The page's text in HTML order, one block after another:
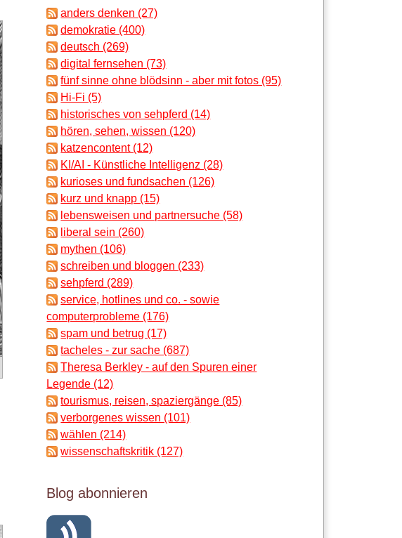
anders denken (27)
demokratie (400)
deutsch (269)
digital fernsehen (73)
fünf sinne ohne blödsinn - aber mit fotos (95)
Hi-Fi (5)
historisches von sehpferd (14)
hören, sehen, wissen (120)
katzencontent (12)
KI/AI - Künstliche Intelligenz (28)
kurioses und fundsachen (126)
kurz und knapp (15)
lebensweisen und partnersuche (58)
liberal sein (260)
mythen (106)
schreiben und bloggen (233)
sehpferd (289)
service, hotlines und co. - sowie
computerprobleme (176)
spam und betrug (17)
tacheles - zur sache (687)
Theresa Berkley - auf den Spuren einer
Legende (12)
tourismus, reisen, spaziergänge (85)
verborgenes wissen (101)
wählen (214)
wissenschaftskritik (127)
Blog abonnieren